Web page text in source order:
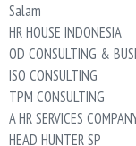
Salam
HR HOUSE INDONESIA
OD CONSULTING &
ISO CONSULTING
TPM CONSULTING
A HR SERVICES
HEAD HUNTER SP